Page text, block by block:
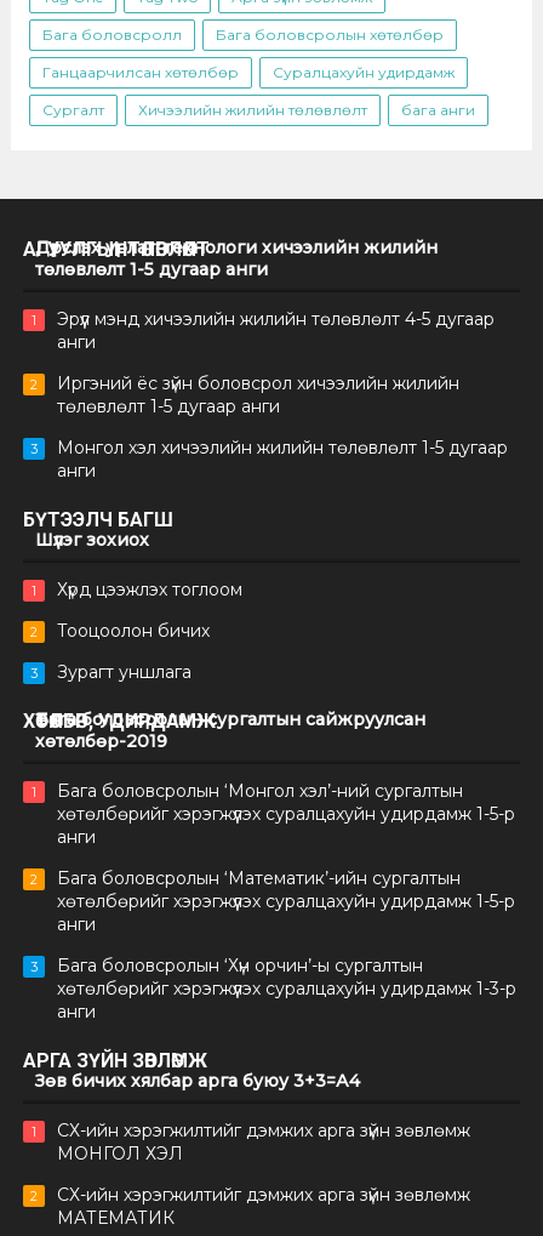
Бага боловсролл Бага боловсролын хөтөлбөр
Ганцаарчилсан хөтөлбөр Суралцахуйн удирдамж
Сургалт Хичээлийн жилийн төлөвлөлт бага анги
АГУУЛГЫНТӨЛӨВЛӨЛТ
Дүрслэх урлаг, технологи хичээлийн жилийн
төлөвлөлт 1-5 дугаар анги
1
Эрүүл мэнд хичээлийн жилийн төлөвлөлт 4-5 дугаар
анги
2
Иргэний ёс зүйн боловсрол хичээлийн жилийн
төлөвлөлт 1-5 дугаар анги
3
Монгол хэл хичээлийн жилийн төлөвлөлт 1-5 дугаар
анги
БҮТЭЭЛЧ БАГШ
Шүлэг зохиох
1 Хүрд цээжлэх тоглоом
2 Тооцоолон бичих
3 Зурагт уншлага
ХӨТӨЛБӨР, УДИРДАМЖ
Бага боловсролын сургалтын сайжруулсан
хөтөлбөр-2019
1
Бага боловсролын ‘Монгол хэл’-ний сургалтын
хөтөлбөрийг хэрэгжүүлэх суралцахуйн удирдамж 1-5-р
анги
2
Бага боловсролын ‘Математик’-ийн сургалтын
хөтөлбөрийг хэрэгжүүлэх суралцахуйн удирдамж 1-5-р
анги
3
Бага боловсролын ‘Хүн орчин’-ы сургалтын
хөтөлбөрийг хэрэгжүүлэх суралцахуйн удирдамж 1-3-р
анги
АРГА ЗҮЙН ЗӨВЛӨМЖ
Зөв бичих хялбар арга буюу 3+3=А4
1
СХ-ийн хэрэгжилтийг дэмжих арга зүйн зөвлөмж
МОНГОЛ ХЭЛ
2
СХ-ийн хэрэгжилтийг дэмжих арга зүйн зөвлөмж
МАТЕМАТИК